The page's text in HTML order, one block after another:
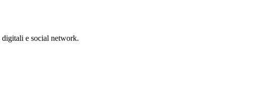
digitali e social network.